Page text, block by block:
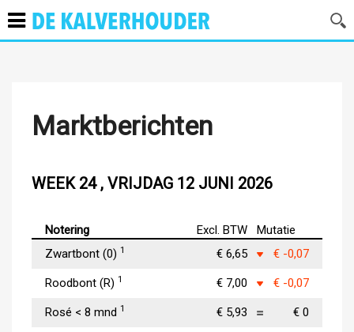
Marktberichten
WEEK 24 , VRIJDAG 12 JUNI 2026
Notering Excl. BTW
Mutatie
Zwartbont (0) 1 € 6,65 € -0,07
Roodbont (R) 1 € 7,00 € -0,07
Rosé < 8 mnd 1 € 5,93 € 0